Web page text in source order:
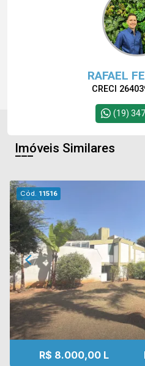
RAFAEL
CRECI
(19)
Imóveis Similares
Cód. 11516
R$ 8.000,00 L